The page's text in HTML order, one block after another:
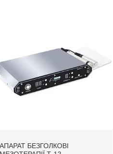
АПАРАТ БЕЗГОЛКОВІ